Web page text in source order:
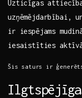
Uzticīgas
ir iespējams
iesaistīties
Šis ⁤saturs ir⁢